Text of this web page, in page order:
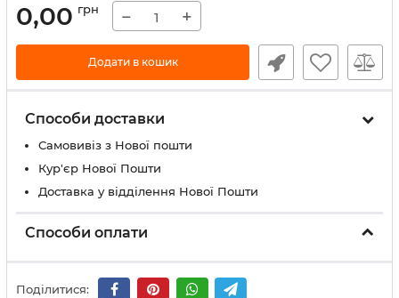
0,00 грн − +
Додати в кошик
Способи доставки
Самовивіз з Нової пошти
Кур'єр Нової Пошти
Доставка у відділення Нової Пошти
Способи оплати
Поділитися: